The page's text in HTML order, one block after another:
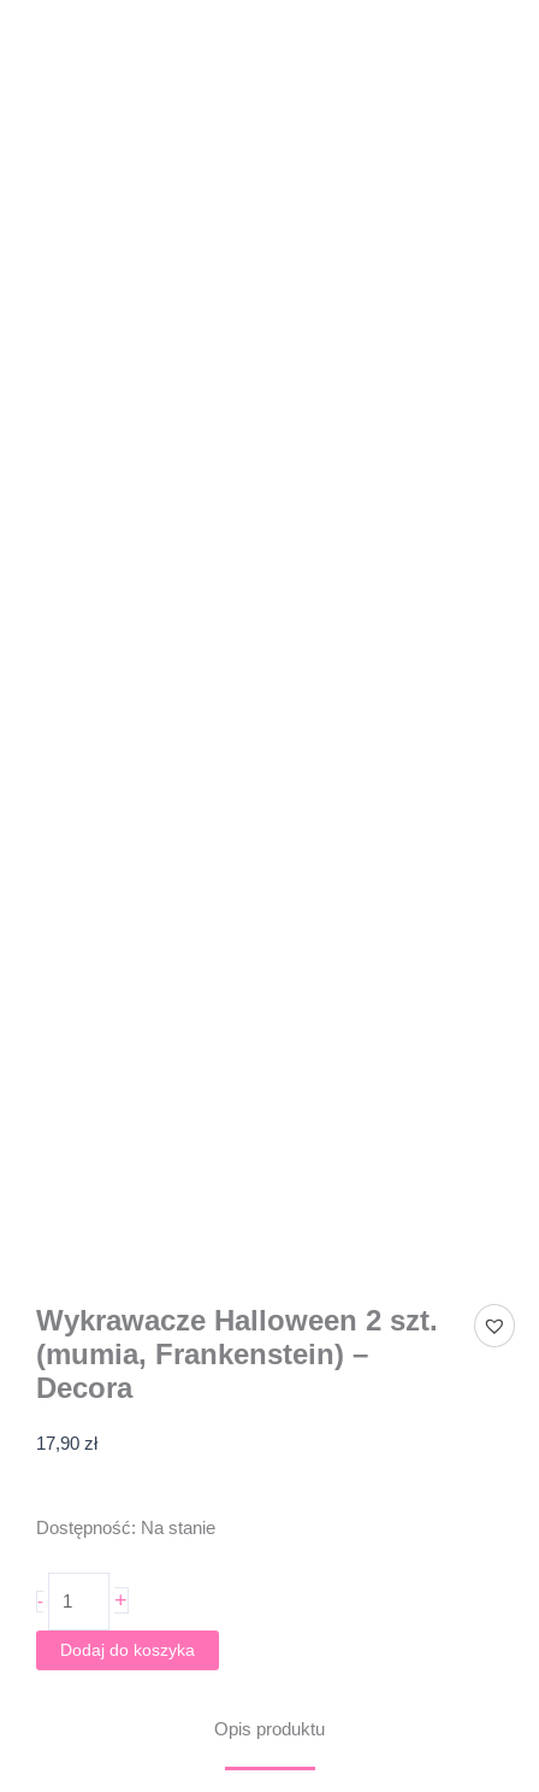
Wykrawacze Halloween 2 szt.
(mumia, Frankenstein) –
Decora
17,90 zł
Dostępność: Na stanie
-
ilość
Halloween
szt.
(mumia,
+
Dodaj do koszyka
Opis produktu